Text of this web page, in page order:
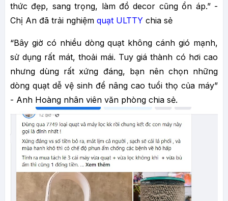
thức đẹp, sang trọng, làm đồ decor cũng ổn áp.” -
Chị An đã trải nghiệm quạt ULTTY chia sẻ
“Bây giờ có nhiều dòng quạt không cánh gió mạnh,
sử dụng rất mát, thoải mái. Tuy giá thành có hơi cao
nhưng dùng rất xứng đáng, bạn nên chọn những
dòng quạt dễ vệ sinh để nâng cao tuổi thọ của máy”
- Anh Hoàng nhân viên văn phòng chia sẻ.